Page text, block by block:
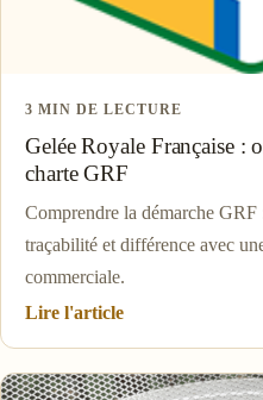
3 MIN DE LECTURE
Gelée Royale Française :
charte GRF
Comprendre la démarche
traçabilité et différence avec
commerciale.
Lire l'article